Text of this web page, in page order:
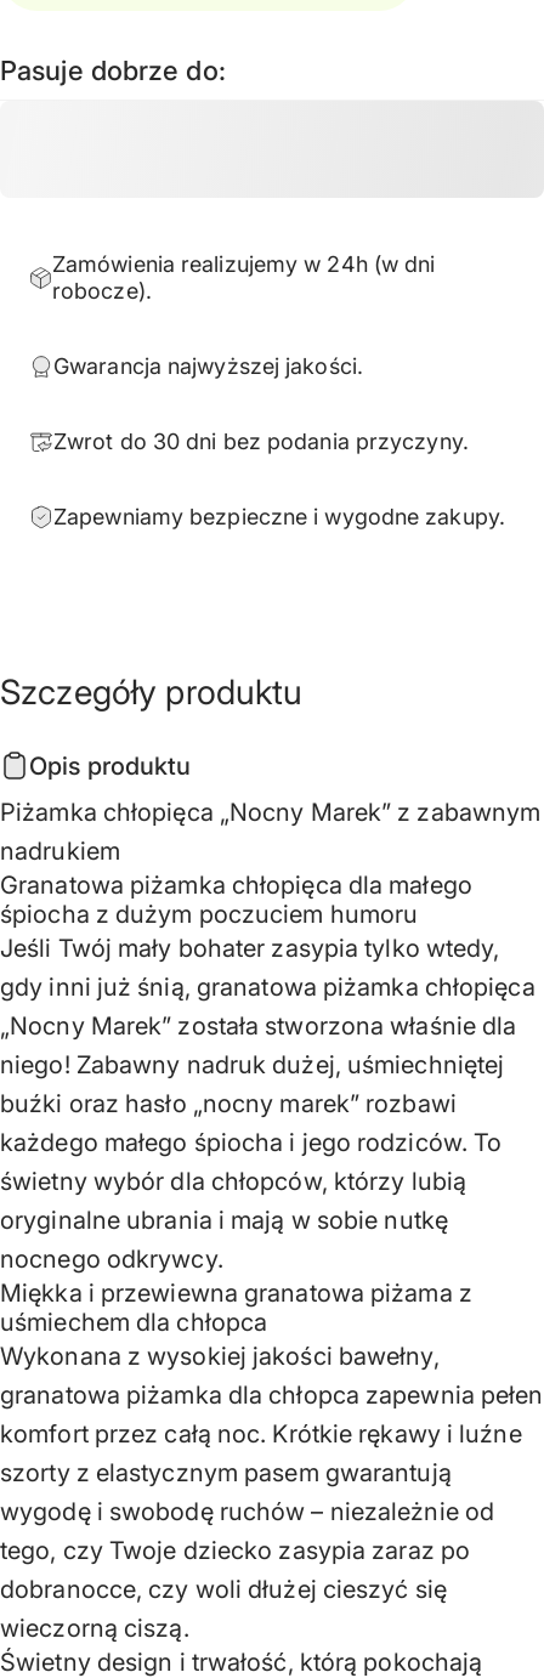
Pasuje dobrze do:
Zamówienia realizujemy w 24h (w dni
robocze).
Gwarancja najwyższej jakości.
Zwrot do 30 dni bez podania przyczyny.
Zapewniamy bezpieczne i wygodne zakupy.
Szczegóły produktu
Opis produktu
Piżamka chłopięca „Nocny Marek” z zabawnym
nadrukiem
Granatowa piżamka chłopięca dla małego
śpiocha z dużym poczuciem humoru
Jeśli Twój mały bohater zasypia tylko wtedy,
gdy inni już śnią, granatowa piżamka chłopięca
„Nocny Marek” została stworzona właśnie dla
niego! Zabawny nadruk dużej, uśmiechniętej
buźki oraz hasło „nocny marek” rozbawi
każdego małego śpiocha i jego rodziców. To
świetny wybór dla chłopców, którzy lubią
oryginalne ubrania i mają w sobie nutkę
nocnego odkrywcy.
Miękka i przewiewna granatowa piżama z
uśmiechem dla chłopca
Wykonana z wysokiej jakości bawełny,
granatowa piżamka dla chłopca zapewnia pełen
komfort przez całą noc. Krótkie rękawy i luźne
szorty z elastycznym pasem gwarantują
wygodę i swobodę ruchów – niezależnie od
tego, czy Twoje dziecko zasypia zaraz po
dobranocce, czy woli dłużej cieszyć się
wieczorną ciszą.
Świetny design i trwałość, którą pokochają